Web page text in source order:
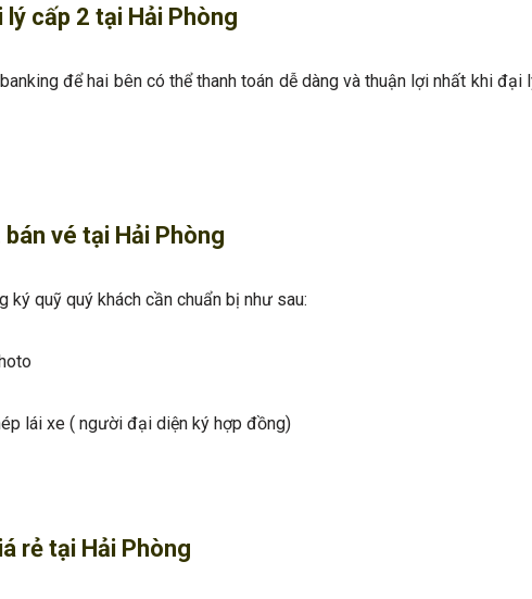
cấp 2 tại Hải Phòng
để hai bên có thể thanh toán dễ dàng và thuận lợi nhất khi đại
vé tại Hải Phòng
quỹ quý khách cần chuẩn bị như sau:
lái xe ( người đại diện ký hợp đồng)
rẻ tại Hải Phòng